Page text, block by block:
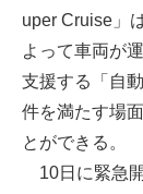
uper Cruise」
よって車両が
支援する「自
件を満たす場
とができる。
10日に緊急